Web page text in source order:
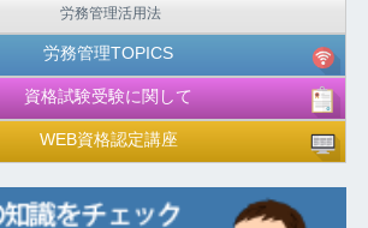
労務管理活用法
労務管理TOPICS
資格試験受験に関して
WEB資格認定講座